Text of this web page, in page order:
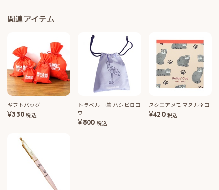
関連アイテム
ギフトバッグ
¥330 税込
トラベル巾着 ハシビロコ
ウ
¥800 税込
スクエアメモ マヌルネコ
¥420 税込